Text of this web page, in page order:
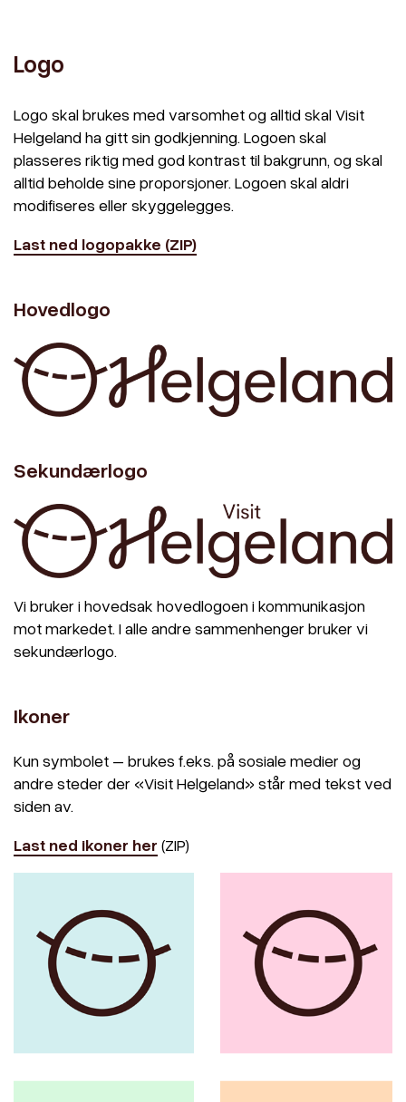
Logo
Logo skal brukes med varsomhet og alltid skal Visit
Helgeland ha gitt sin godkjenning. Logoen skal
plasseres riktig med god kontrast til bakgrunn, og skal
alltid beholde sine proporsjoner. Logoen skal aldri
modifiseres eller skyggelegges.
Last ned logopakke (ZIP)
Hovedlogo
Sekundærlogo
Vi bruker i hovedsak hovedlogoen i kommunikasjon
mot markedet. I alle andre sammenhenger bruker vi
sekundærlogo.
Ikoner
Kun symbolet – brukes f.eks. på sosiale medier og
andre steder der «Visit Helgeland» står med tekst ved
siden av.
Last ned ikoner her (ZIP)